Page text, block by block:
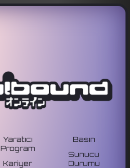
Yaratıcı
Program
Kariyer
Basın
Sunucu
Durumu